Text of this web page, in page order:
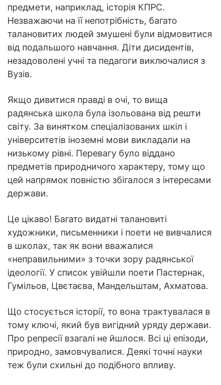
предмети, наприклад, історія КПРС.
Незважаючи на її непотрібність, багато
талановитих людей змушені були відмовитися
від подальшого навчання. Діти дисидентів,
незадоволені учні та педагоги виключалися з
Вузів.
Якщо дивитися правді в очі, то вища
радянська школа була ізольована від решти
світу. За винятком спеціалізованих шкіл і
університетів іноземні мови викладали на
низькому рівні. Перевагу було віддано
предметів природничого характеру, тому що
цей напрямок повністю збігалося з інтересами
держави.
Це цікаво! Багато видатні талановиті
художники, письменники і поети не вивчалися
в школах, так як вони вважалися
«неправильними» з точки зору радянської
ідеології. У список увійшли поети Пастернак,
Гумільов, Цвєтаєва, Мандельштам, Ахматова.
Що стосується історії, то вона трактувалася в
тому ключі, який був вигідний уряду держави.
Про репресії взагалі не йшлося. Всі ці епізоди,
природно, замовчувалися. Деякі точні науки
теж були схильні до подібного впливу.